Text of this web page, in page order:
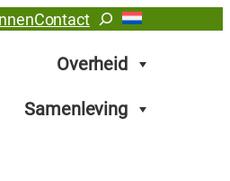
ContactZoeken
Overheid
Samenleving